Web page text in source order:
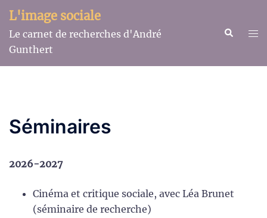
Aller
au
contenu
L'image sociale
Le carnet de recherches d'André
Gunthert
Séminaires
2026-2027
Cinéma et critique sociale, avec Léa Brunet
(séminaire de recherche)